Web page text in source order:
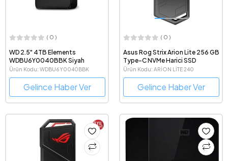
( 0 )
WD 2.5" 4TB Elements
WDBU6Y0040BBK Siyah
Ürün Kodu: WDBU6Y0040BBK
Gelince Haber Ver
( 0 )
Asus Rog Strix Arion Lite 256 GB
Type-C NVMe Harici SSD
Ürün Kodu: ARİON LİTE 240
Gelince Haber Ver